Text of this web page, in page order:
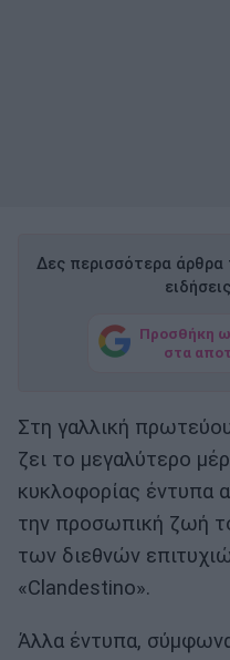
Δες περισσότερα άρθρα
Προσθήκη
στα
Στη γαλλική
ζει το μεγαλύτερο
κυκλοφορίας έντυπα
την προσωπική ζωή
των διεθνών
«Clandestino».
Άλλα έντυπα,